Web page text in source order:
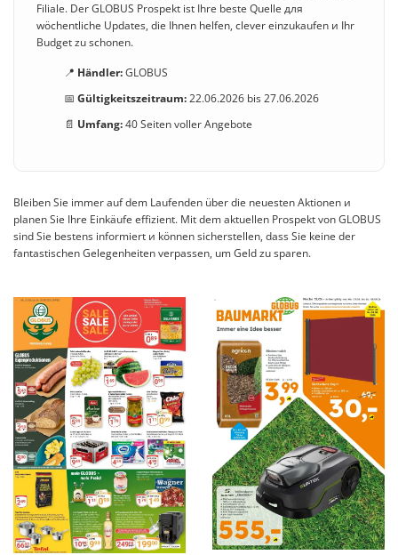
Filiale. Der GLOBUS Prospekt ist Ihre beste Quelle для
wöchentliche Updates, die Ihnen helfen, clever einzukaufen и Ihr
Budget zu schonen.
📍 Händler:GLOBUS
📅 Gültigkeitszeitraum:22.06.2026 bis 27.06.2026
📄 Umfang:40 Seiten voller Angebote
Bleiben Sie immer auf dem Laufenden über die neuesten Aktionen и
planen Sie Ihre Einkäufe effizient. Mit dem aktuellen Prospekt von GLOBUS
sind Sie bestens informiert и können sicherstellen, dass Sie keine der
fantastischen Gelegenheiten verpassen, um Geld zu sparen.